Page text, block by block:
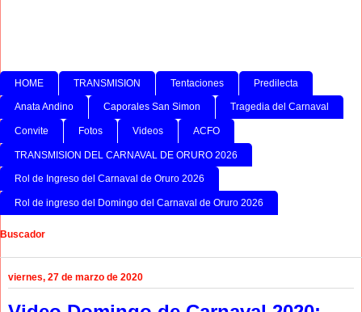
HOME TRANSMISION Tentaciones Predilecta
Anata Andino Caporales San Simon Tragedia del Carnaval
Convite Fotos Videos ACFO
TRANSMISION DEL CARNAVAL DE ORURO 2026
Rol de Ingreso del Carnaval de Oruro 2026
Rol de ingreso del Domingo del Carnaval de Oruro 2026
Buscador
viernes, 27 de marzo de 2020